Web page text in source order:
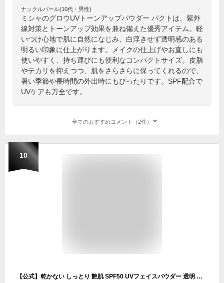
ナックルバール(10代・男性)
ミシャのグロウUVトーンアップパウダー パクトは、紫外
線対策とトーンアップ効果を兼ね備えた優秀アイテム。軽
いつけ心地で肌に自然になじみ、白浮きせず透明感のある
明るい印象に仕上がります。メイクの仕上げやお直しにも
使いやすく、持ち運びにも便利なコンパクトサイズ。皮脂
やテカリを抑えつつ、肌をさらさらに保ってくれるので、
暑い季節や長時間の外出時にもぴったりです。SPF配合で
UVケアも万全です。
全てのおすすめコメント（2件）
10
【公式】乾かない しっとり 艶肌 SPF50 UVフェイスパウダー 透明 ルース ツヤ肌 溶け込むトーンアップ オイルインパウダー設計SPF50 PA+++ 艶肌ルース 毛穴レス くすみ予防ビタミンC誘導体 日本製